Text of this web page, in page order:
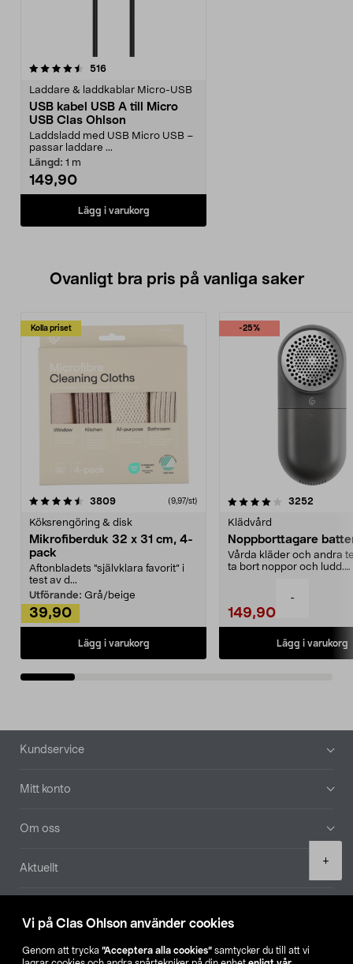
Vi på Clas Ohlson använder cookies
Genom att trycka ”Acceptera alla cookies” samtycker du till att vi
-
+
516recensioner
Laddare & laddkablar Micro-USB
USB kabel USB A till Micro
USB Clas Ohlson
Laddsladd med USB Micro USB –
passar laddare ...
Längd: 1 m
149,90
Lägg i varukorg
Ovanligt bra pris på vanliga saker
Kolla priset
3809recensioner (9,97/st)
Köksrengöring & disk
Mikrofiberduk 32 x 31 cm, 4-
pack
Aftonbladets "självklara favorit” i
test av d...
Utförande: Grå/beige
39,90
Lägg i varukorg
-25%
4.0av 5 stjärnor 3252
Klädvård
Noppborttagare
Vårda kläder och andra
ta bort noppor och ludd.
149,90
Lägg i varukorg
4.5av 5 stjärnor
Sidfot
Kundservice
Mitt konto
Om oss
Aktuellt
Hitta butik